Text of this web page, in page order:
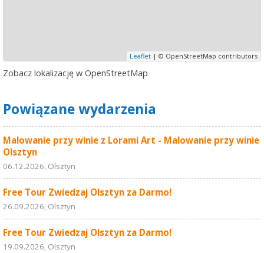
Leaflet | © OpenStreetMap contributors
Zobacz lokalizację w OpenStreetMap
Powiązane wydarzenia
Malowanie przy winie z Lorami Art - Malowanie przy winie
Olsztyn
06.12.2026, Olsztyn
Free Tour Zwiedzaj Olsztyn za Darmo!
26.09.2026, Olsztyn
Free Tour Zwiedzaj Olsztyn za Darmo!
19.09.2026, Olsztyn